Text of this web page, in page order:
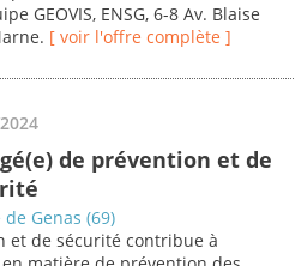
GEOVIS, ENSG, 6-8 Av. Blaise
[ voir l'offre complète ]
de prévention et de
Genas (69)
et de sécurité contribue à